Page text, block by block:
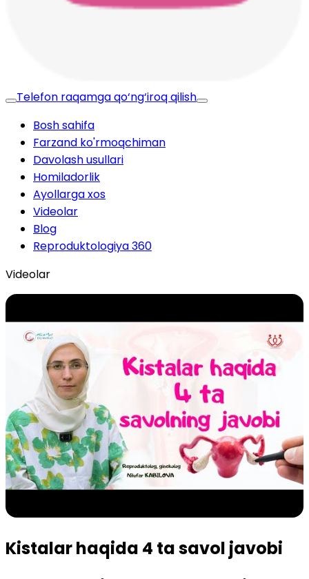
Telefon raqamga qo‘ng‘iroq qilish
Bosh sahifa
Farzand ko'rmoqchiman
Davolash usullari
Homiladorlik
Ayollarga xos
Videolar
Blog
Reproduktologiya 360
Videolar
Kistalar haqida 4 ta savol javobi